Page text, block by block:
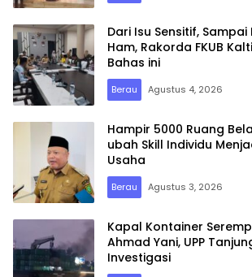
Dari Isu Sensitif,
Ham, Rakorda FKUB
Bahas ini
Berau Agustus 4, 2026
Hampir 5000 Ruang
ubah Skill Individu
Usaha
Berau Agustus 3, 2026
Kapal Kontainer
Ahmad Yani, UPP
Investigasi